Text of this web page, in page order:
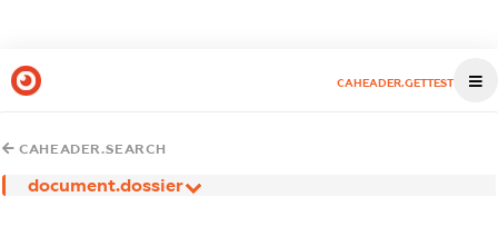
CAHEADER.GETTEST
CAHEADER.SEARCH
document.dossier